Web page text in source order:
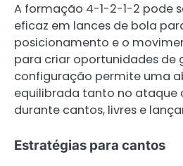
A formação 4-1-2-1-2 pode
eficaz em lances de bola
posicionamento e o
para criar oportunidades de
configuração permite uma
equilibrada tanto no ataque
durante cantos, livres e
Estratégias para cantos